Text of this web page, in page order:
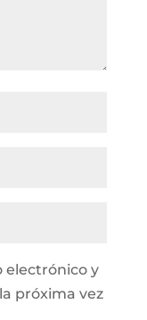
electrónico y
próxima vez